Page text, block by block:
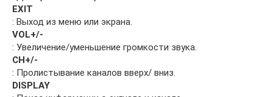
EXIT
: Выход из меню или экрана.
VOL+/-
: Увеличение/уменьшение громкости звука.
CH+/-
: Пролистывание каналов вверх/ вниз.
DISPLAY